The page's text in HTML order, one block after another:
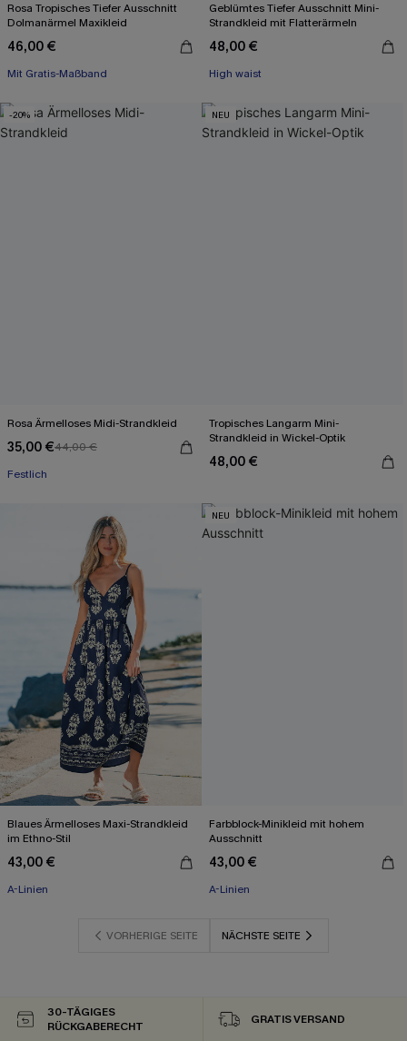
Rosa Tropisches Tiefer Ausschnitt
Dolmanärmel Maxikleid
46,00 €
Mit Gratis-Maßband
X-Shape
Geblümtes Tiefer Ausschnitt Mini-
Strandkleid mit Flatterärmeln
48,00 €
High waist
-20%
Rosa Ärmelloses Midi-Strandkleid
35,00 €44,00 €
Festlich
NEU
Tropisches Langarm Mini-
Strandkleid in Wickel-Optik
48,00 €
Blaues Ärmelloses Maxi-Strandkleid
im Ethno-Stil
43,00 €
A-Linien
NEU
Farbblock-Minikleid mit hohem
Ausschnitt
43,00 €
A-Linien
VORHERIGE SEITE NÄCHSTE SEITE
30-TÄGIGES
RÜCKGABERECHT
GRATIS VERSAND